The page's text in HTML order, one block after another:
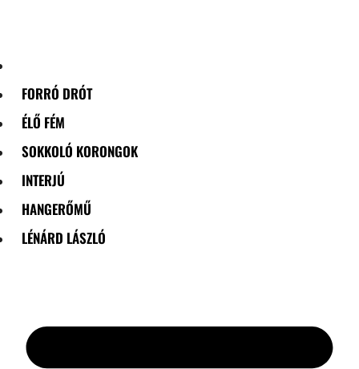
FORRÓ DRÓT
ÉLŐ FÉM
SOKKOLÓ KORONGOK
INTERJÚ
HANGERŐMŰ
LÉNÁRD LÁSZLÓ